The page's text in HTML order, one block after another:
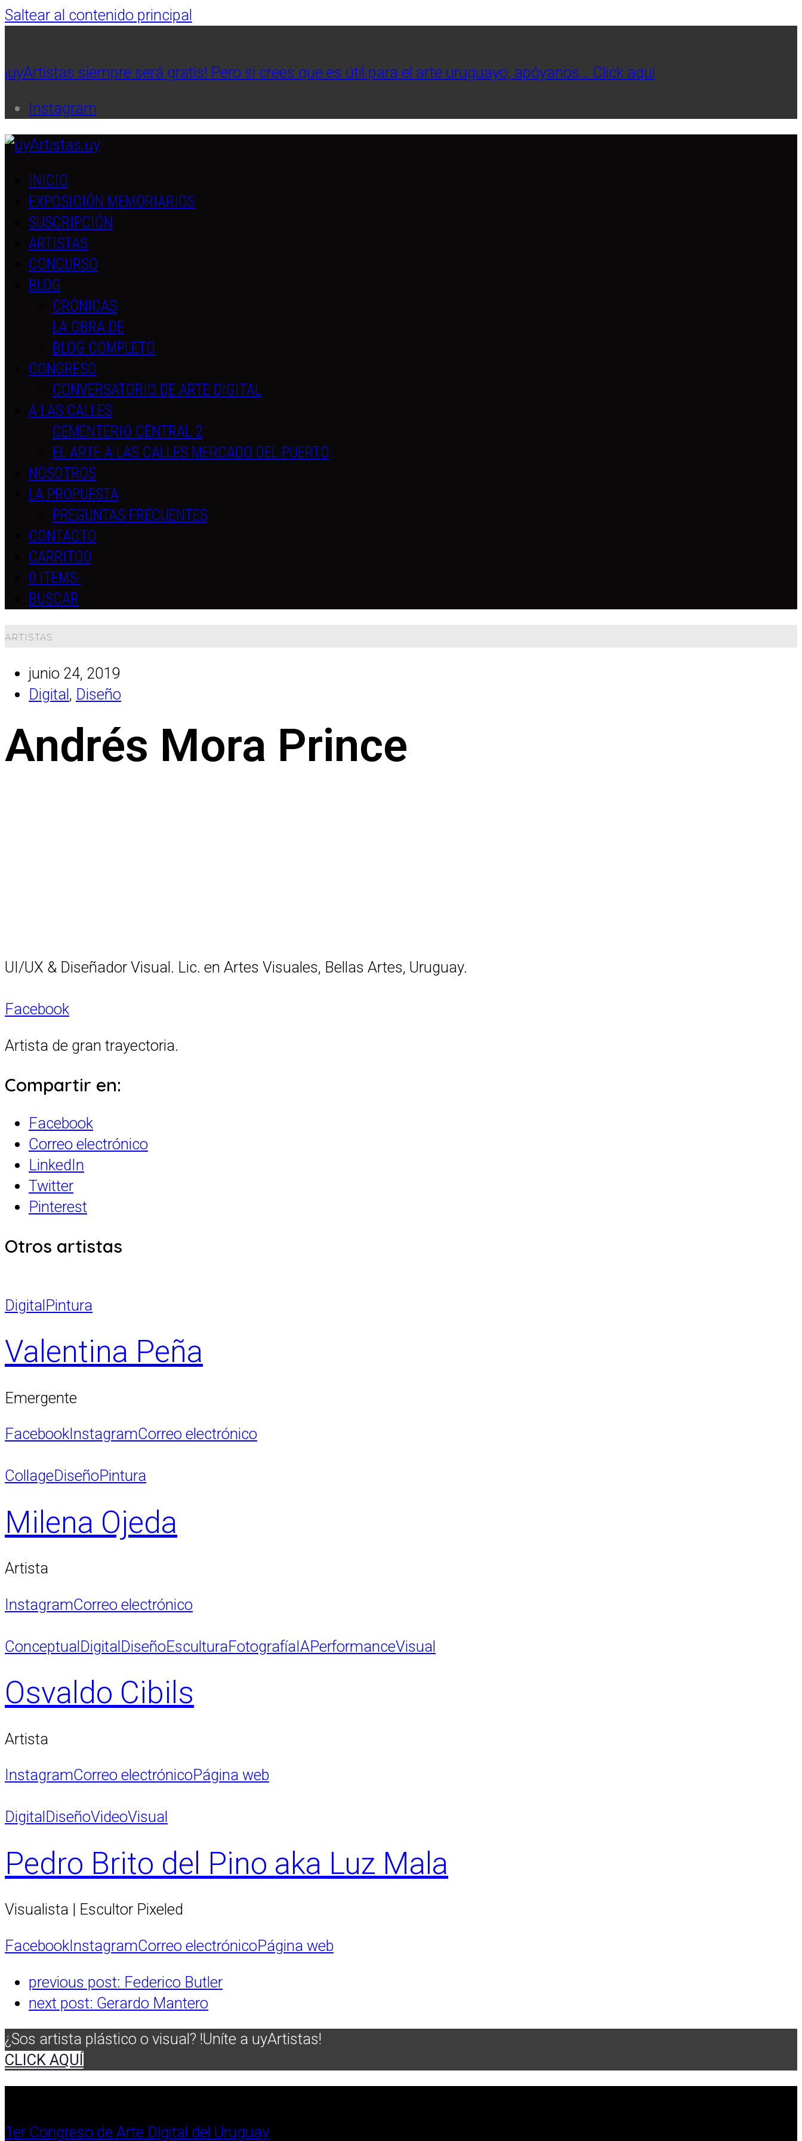
Saltear al contenido principal
¡uyArtistas siempre será gratis! Pero si crees que es útil para el arte uruguayo, apóyanos… Click aquí
Instagram
INICIO
EXPOSICIÓN MEMORIARIOS
SUSCRIPCIÓN
ARTISTAS
CONCURSO
BLOG
CRÓNICAS
LA OBRA DE
BLOG COMPLETO
CONGRESO
CONVERSATORIO DE ARTE DIGITAL
A LAS CALLES
CEMENTERIO CENTRAL 2
EL ARTE A LAS CALLES MERCADO DEL PUERTO
NOSOTROS
LA PROPUESTA
PREGUNTAS FRECUENTES
CONTACTO
CARRITO0
0 ITEMS-
BUSCAR
ARTISTAS
junio 24, 2019
Digital, Diseño
Andrés Mora Prince
UI/UX & Diseñador Visual. Lic. en Artes Visuales, Bellas Artes, Uruguay.
Facebook
Artista de gran trayectoria.
Compartir en:
Facebook
Correo electrónico
LinkedIn
Twitter
Pinterest
Otros artistas
DigitalPintura
Valentina Peña
Emergente
FacebookInstagramCorreo electrónico
CollageDiseñoPintura
Milena Ojeda
Artista
InstagramCorreo electrónico
ConceptualDigitalDiseñoEsculturaFotografíaIAPerformanceVisual
Osvaldo Cibils
Artista
InstagramCorreo electrónicoPágina web
DigitalDiseñoVideoVisual
Pedro Brito del Pino aka Luz Mala
Visualista | Escultor Pixeled
FacebookInstagramCorreo electrónicoPágina web
previous post: Federico Butler
next post: Gerardo Mantero
¿Sos artista plástico o visual? !Uníte a uyArtistas!
CLICK AQUÍ
1er Congreso de Arte Digital del Uruguay